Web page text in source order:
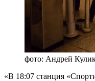
фото: Андрей
«В 18:07 станция